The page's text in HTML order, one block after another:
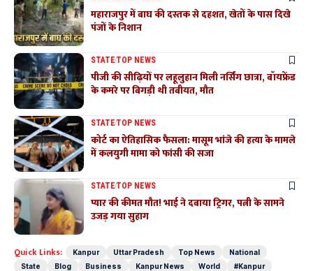
महाराजपुर में बाघ की दस्तक से दहशत, खेतों के पास दिखे
पंजों के निशान
STATETOP NEWS
पीजी की सीढ़ियों पर लहूलुहान मिली नर्सिंग छात्रा, बॉयफ्रेंड
के कमरे पर बिगड़ी थी तबीयत, मौत
STATETOP NEWS
कोर्ट का ऐतिहासिक फैसला: मासूम भांजे की हत्या के मामले
में कलयुगी मामा को फांसी की सजा
STATETOP NEWS
प्यार की कीमत मौत! भाई ने दबाया ट्रिगर, पत्नी के सामने
उजड़ गया सुहाग
Quick Links: Kanpur Uttar Pradesh Top News
National
State
Blog Business Kanpur News World
#Kanpur